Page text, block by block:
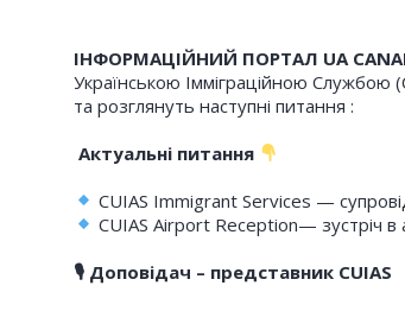
ІНФОРМАЦІЙНИЙ ПОРТАЛ UA
Українською Імміграційною
та розглянуть наступні питання :
Актуальні питання
CUIAS Immigrant Services —
CUIAS Airport Reception— зустріч в
🎙 Доповідач – представник CUIAS